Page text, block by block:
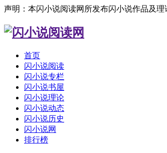
声明：本闪小说阅读网所发布闪小说作品及
首页
闪小说阅读
闪小说专栏
闪小说书屋
闪小说理论
闪小说动态
闪小说历史
闪小说网
排行榜